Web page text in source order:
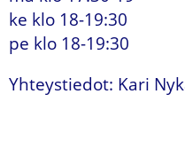
ke klo 18-19:30
pe klo 18-19:30
Yhteystiedot: Kari